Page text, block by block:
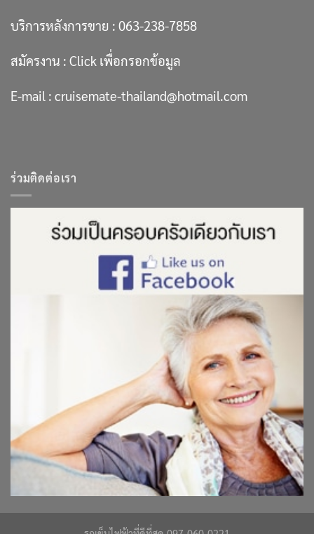
บริการหลังการขาย : 063-238-7858
สมัครงาน : Click เพื่อกรอกข้อมูล
E-mail : cruisemate-thailand@hotmail.com
ร่วมติดต่อเรา